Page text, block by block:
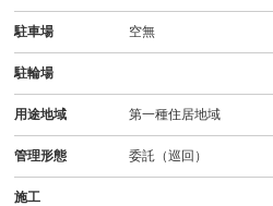
駐車場 空無
駐輪場
用途地域 第一種住居地域
管理形態 委託（巡回）
施工